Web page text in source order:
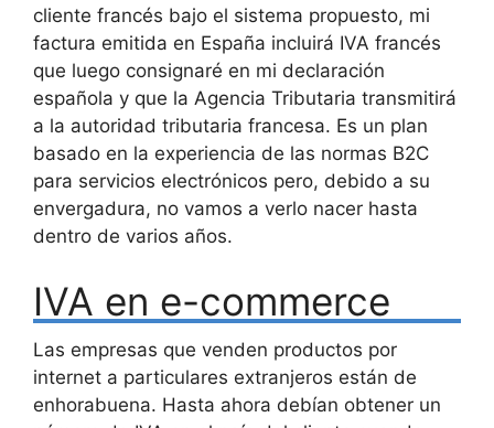
cliente francés bajo el sistema propuesto, mi
factura emitida en España incluirá IVA francés
que luego consignaré en mi declaración
española y que la Agencia Tributaria transmitirá
a la autoridad tributaria francesa. Es un plan
basado en la experiencia de las normas B2C
para servicios electrónicos pero, debido a su
envergadura, no vamos a verlo nacer hasta
dentro de varios años.
IVA en e-commerce
Las empresas que venden productos por
internet a particulares extranjeros están de
enhorabuena. Hasta ahora debían obtener un